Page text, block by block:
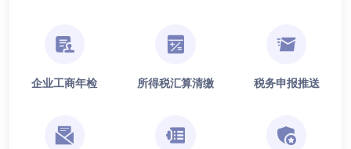
企业工商年检 所得税汇算清缴 税务申报推送